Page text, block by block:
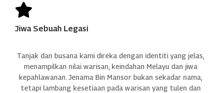

Jiwa Sebuah Legasi
Tanjak dan busana kami direka dengan identiti yang jelas,
menampilkan nilai warisan, keindahan Melayu dan jiwa
kepahlawanan. Jenama Bin Mansor bukan sekadar nama,
tetapi lambang kesetiaan pada warisan yang tulen dan